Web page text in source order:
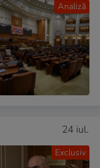
Analiză
Exclusiv
24 iul.